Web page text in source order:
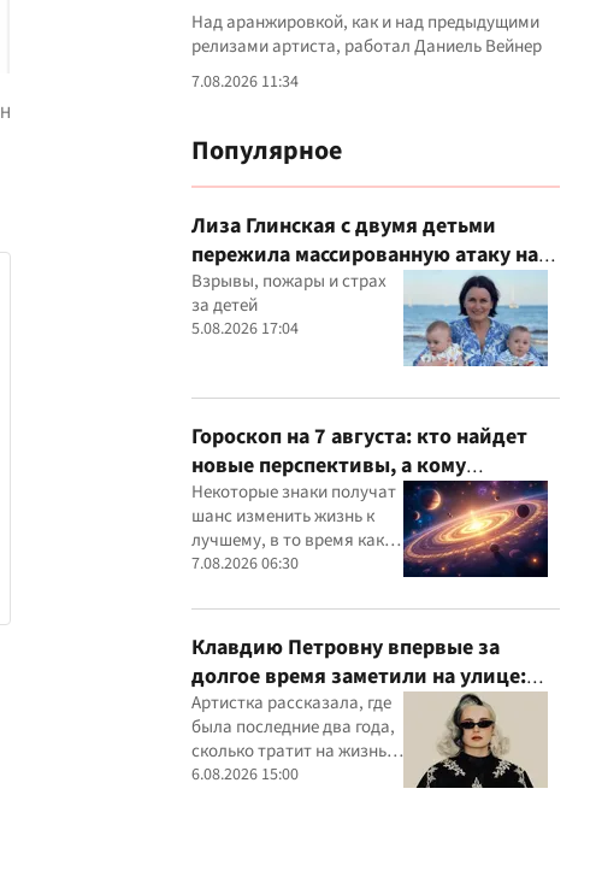
Над аранжировкой, как и над предыдущими
релизами артиста, работал Даниель Вейнер
7.08.2026 11:34
Популярное
Лиза Глинская с двумя детьми
пережила массированную атаку на
Киев
Взрывы, пожары и страх
за детей
5.08.2026 17:04
Гороскоп на 7 августа: кто найдет
новые перспективы, а кому
придется посмотреть свои
приоритеты
Некоторые знаки получат
шанс изменить жизнь к
лучшему, в то время как
другим звезды советуют
7.08.2026 06:30
Клавдию Петровну впервые за
долгое время заметили на улице:
певица раскрыла подробности
своей жизни
Артистка рассказала, где
была последние два года,
сколько тратит на жизнь и
в какую сумму обходятся
6.08.2026 15:00